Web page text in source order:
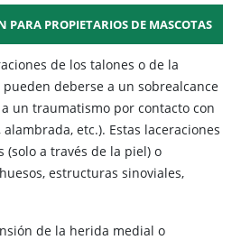
PARA PROPIETARIOS DE MASCOTAS
de los talones o de la
deberse a un sobrealcance
un traumatismo por contacto con
etc.). Estas laceraciones
(solo a través de la piel) o
estructuras sinoviales,
de la herida medial o